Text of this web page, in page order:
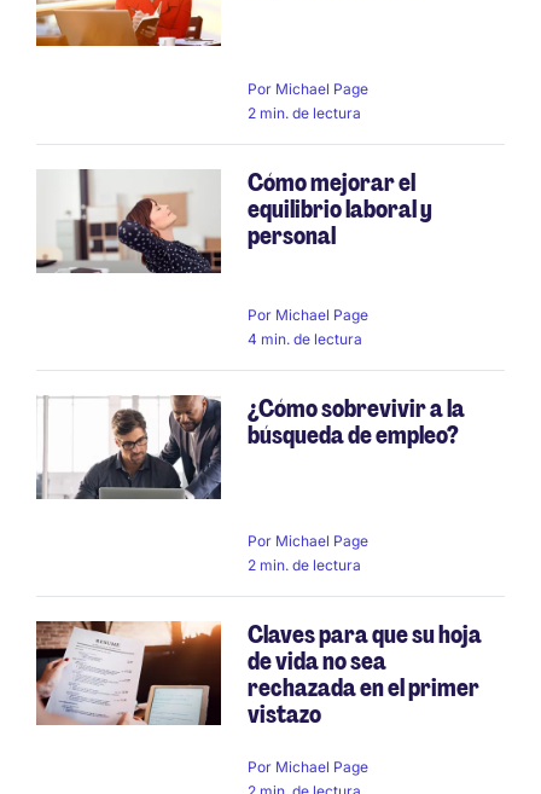
Por Michael Page
2 min. de lectura
Cómo mejorar el
equilibrio laboral y
personal
Por Michael Page
4 min. de lectura
¿Cómo sobrevivir a la
búsqueda de empleo?
Por Michael Page
2 min. de lectura
Claves para que su hoja
de vida no sea
rechazada en el primer
vistazo
Por Michael Page